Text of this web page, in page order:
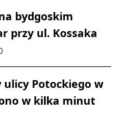
bydgoskim
przy ul. Kossaka
ulicy Potockiego w
w kilka minut